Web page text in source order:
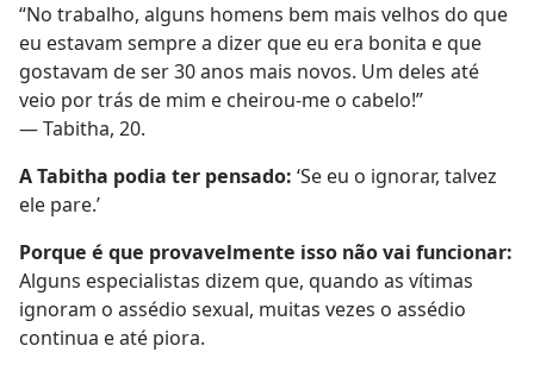
“No trabalho, alguns homens bem mais velhos do que
eu estavam sempre a dizer que eu era bonita e que
gostavam de ser 30 anos mais novos. Um deles até
veio por trás de mim e cheirou-me o cabelo!”
— Tabitha, 20.
A Tabitha podia ter pensado: ‘Se eu o ignorar, talvez
ele pare.’
Porque é que provavelmente isso não vai funcionar:
Alguns especialistas dizem que, quando as vítimas
ignoram o assédio sexual, muitas vezes o assédio
continua e até piora.